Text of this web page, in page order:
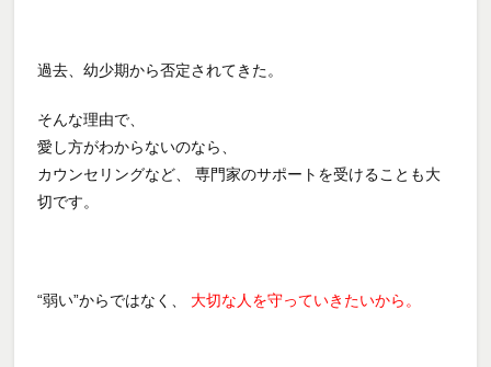
過去、幼少期から否定されてきた。
そんな理由で、
愛し方がわからないのなら、
カウンセリングなど、 専門家のサポートを受けることも大
切です。
“弱い”からではなく、 大切な人を守っていきたいから。